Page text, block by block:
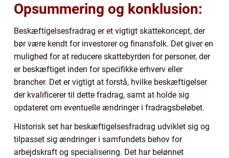
Opsummering og konklusion:
Beskæftigelsesfradrag er et vigtigt skattekoncept, der
bør være kendt for investorer og finansfolk. Det giver en
mulighed for at reducere skattebyrden for personer, der
er beskæftiget inden for specifikke erhverv eller
brancher. Det er vigtigt at forstå, hvilke beskæftigelser
der kvalificerer til dette fradrag, samt at holde sig
opdateret om eventuelle ændringer i fradragsbeløbet.
Historisk set har beskæftigelsesfradrag udviklet sig og
tilpasset sig ændringer i samfundets behov for
arbejdskraft og specialisering. Det har belønnet